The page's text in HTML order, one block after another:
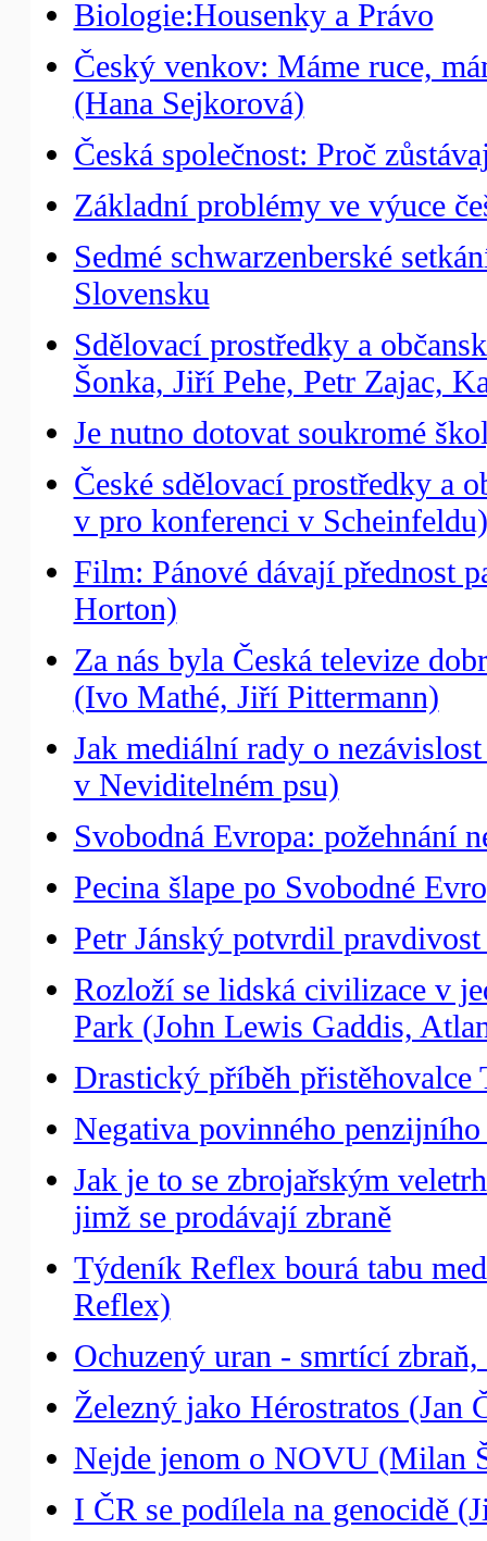
Biologie:Housenky a Právo
Český venkov: Máme ruce,
(Hana Sejkorová)
Česká společnost: Proč
Základní problémy ve výuce
Sedmé schwarzenberské
Slovensku
Sdělovací prostředky a
Šonka, Jiří Pehe, Petr Zajac,
Je nutno dotovat soukromé
České sdělovací prostředky a
v pro konferenci v Scheinfeldu)
Film: Pánové dávají přednost
Horton)
Za nás byla Česká televize
(Ivo Mathé, Jiří Pittermann)
Jak mediální rady o
v Neviditelném psu)
Svobodná Evropa: požehnání
Pecina šlape po Svobodné
Petr Jánský potvrdil
Rozloží se lidská civilizace v
Park (John Lewis Gaddis,
Drastický příběh přistěhovalce
Negativa povinného
Jak je to se zbrojařským
jimž se prodávají zbraně
Týdeník Reflex bourá tabu
Reflex)
Ochuzený uran - smrtící
Železný jako Hérostratos (Jan
Nejde jenom o NOVU (Milan
I ČR se podílela na genocidě